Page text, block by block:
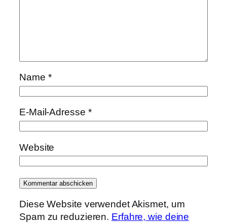
Name *
E-Mail-Adresse *
Website
Diese Website verwendet Akismet, um
Spam zu reduzieren. Erfahre, wie deine